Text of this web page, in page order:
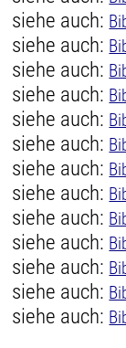
siehe auch:
siehe auch:
siehe auch:
siehe auch:
siehe auch:
siehe auch:
siehe auch:
siehe auch:
siehe auch:
siehe auch:
siehe auch:
siehe auch:
siehe auch: